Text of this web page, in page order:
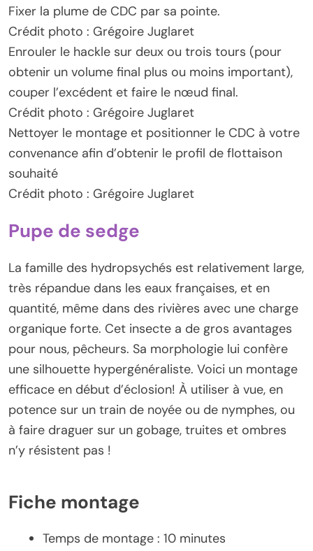
Fixer la plume de CDC par sa pointe.
Crédit photo : Grégoire Juglaret
Enrouler le hackle sur deux ou trois tours (pour
obtenir un volume final plus ou moins important),
couper l’excédent et faire le nœud final.
Crédit photo : Grégoire Juglaret
Nettoyer le montage et positionner le CDC à votre
convenance afin d’obtenir le profil de flottaison
souhaité
Crédit photo : Grégoire Juglaret
Pupe de sedge
La famille des hydropsychés est relativement large,
très répandue dans les eaux françaises, et en
quantité, même dans des rivières avec une charge
organique forte. Cet insecte a de gros avantages
pour nous, pêcheurs. Sa morphologie lui confère
une silhouette hypergénéraliste. Voici un montage
efficace en début d’éclosion! À utiliser à vue, en
potence sur un train de noyée ou de nymphes, ou
à faire draguer sur un gobage, truites et ombres
n’y résistent pas !
Fiche montage
Temps de montage : 10 minutes